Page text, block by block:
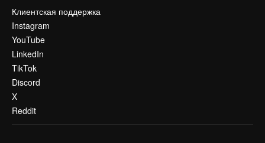
Клиентская поддержка
Instagram
YouTube
LinkedIn
TikTok
Discord
X
Reddit